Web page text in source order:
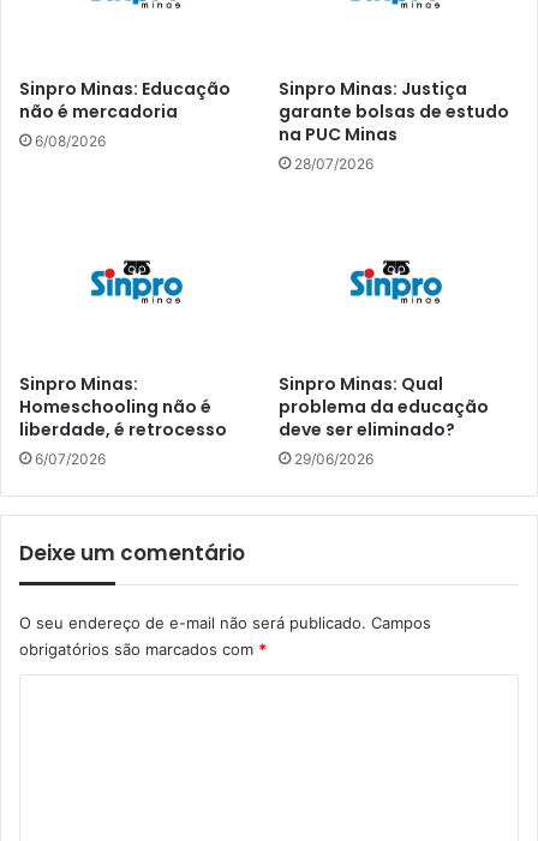
Sinpro Minas: Educação
não é mercadoria
6/08/2026
Sinpro Minas: Justiça
garante bolsas de estudo
na PUC Minas
28/07/2026
Sinpro Minas:
Homeschooling não é
liberdade, é retrocesso
6/07/2026
Sinpro Minas: Qual
problema da educação
deve ser eliminado?
29/06/2026
Deixe um comentário
O seu endereço de e-mail não será publicado. Campos
obrigatórios são marcados com *